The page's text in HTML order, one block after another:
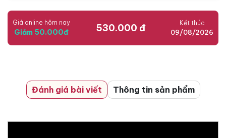
Giá online hôm nay
Giảm 50.000đ 530.000 đ Kết thúc
09/08/2026
Đánh giá bài viết Thông tin sản phẩm